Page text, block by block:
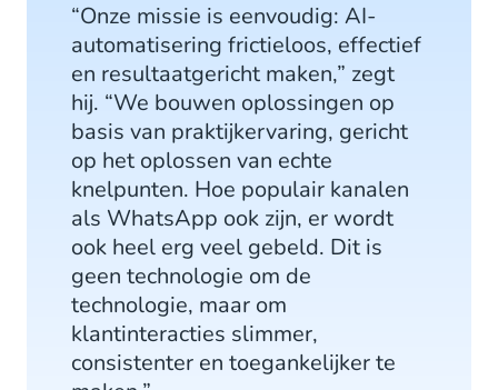
“Onze missie is eenvoudig: AI-
automatisering frictieloos, effectief
en resultaatgericht maken,” zegt
hij. “We bouwen oplossingen op
basis van praktijkervaring, gericht
op het oplossen van echte
knelpunten. Hoe populair kanalen
als WhatsApp ook zijn, er wordt
ook heel erg veel gebeld. Dit is
geen technologie om de
technologie, maar om
klantinteracties slimmer,
consistenter en toegankelijker te